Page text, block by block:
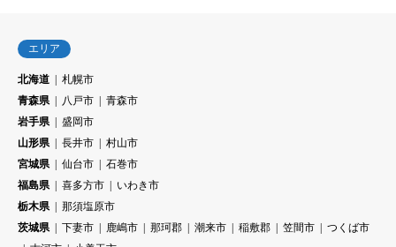
エリア
北海道
札幌市
青森県
八戸市
青森市
岩手県
盛岡市
山形県
長井市
村山市
宮城県
仙台市
石巻市
福島県
喜多方市
いわき市
栃木県
那須塩原市
茨城県
下妻市 鹿嶋市 那珂郡 潮来市 稲敷郡 笠間市
つくば市